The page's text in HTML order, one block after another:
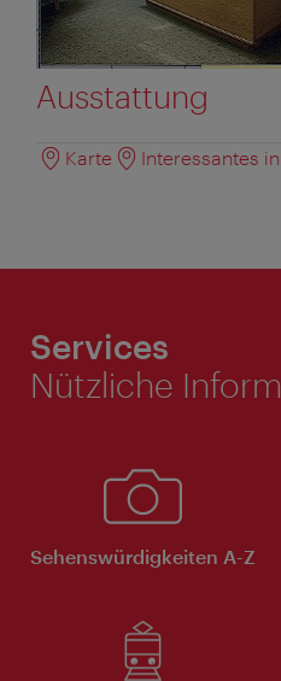
Ausstattung
Karte Interessantes
Services
Nützliche
Sehenswürdigkeiten A-Z